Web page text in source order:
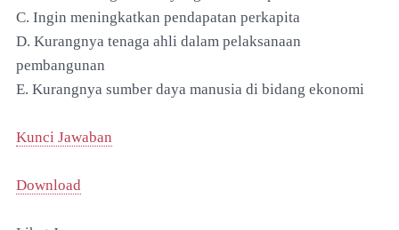
C. Ingin meningkatkan pendapatan perkapita
D. Kurangnya tenaga ahli dalam pelaksanaan
pembangunan
E. Kurangnya sumber daya manusia di bidang ekonomi
Kunci Jawaban
Download